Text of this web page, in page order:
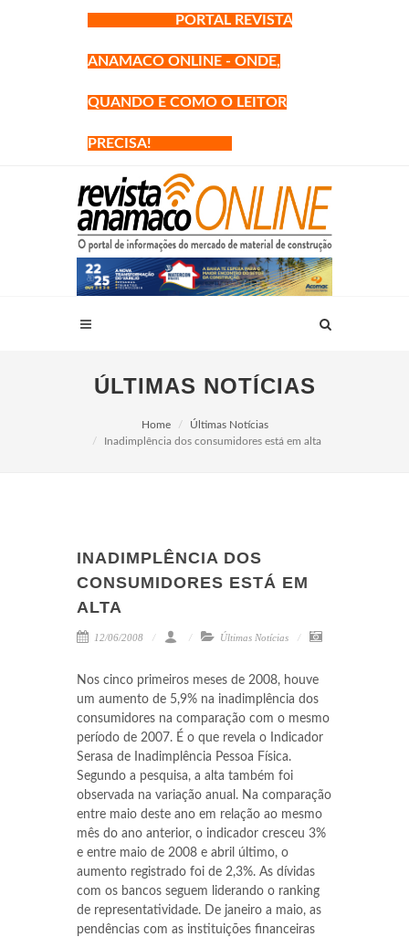
PORTAL REVISTA
ANAMACO ONLINE - ONDE,
QUANDO E COMO O LEITOR
PRECISA!
ÚLTIMAS NOTÍCIAS
Home
Últimas Notícias
Inadimplência dos consumidores está em alta
INADIMPLÊNCIA DOS
CONSUMIDORES ESTÁ EM
ALTA
12/06/2008 Últimas Notícias
Nos cinco primeiros meses de 2008, houve
um aumento de 5,9% na inadimplência dos
consumidores na comparação com o mesmo
período de 2007. É o que revela o Indicador
Serasa de Inadimplência Pessoa Física.
Segundo a pesquisa, a alta também foi
observada na variação anual. Na comparação
entre maio deste ano em relação ao mesmo
mês do ano anterior, o indicador cresceu 3%
e entre maio de 2008 e abril último, o
aumento registrado foi de 2,3%. As dívidas
com os bancos seguem liderando o ranking
de representatividade. De janeiro a maio, as
pendências com as instituições financeiras